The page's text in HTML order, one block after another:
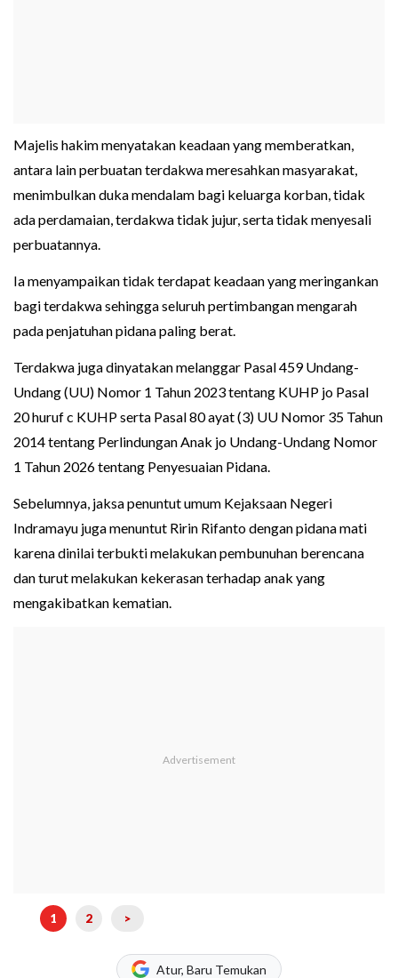
Majelis hakim menyatakan keadaan yang memberatkan,
antara lain perbuatan terdakwa meresahkan masyarakat,
menimbulkan duka mendalam bagi keluarga korban, tidak
ada perdamaian, terdakwa tidak jujur, serta tidak menyesali
perbuatannya.
Ia menyampaikan tidak terdapat keadaan yang meringankan
bagi terdakwa sehingga seluruh pertimbangan mengarah
pada penjatuhan pidana paling berat.
Terdakwa juga dinyatakan melanggar Pasal 459 Undang-
Undang (UU) Nomor 1 Tahun 2023 tentang KUHP jo Pasal
20 huruf c KUHP serta Pasal 80 ayat (3) UU Nomor 35 Tahun
2014 tentang Perlindungan Anak jo Undang-Undang Nomor
1 Tahun 2026 tentang Penyesuaian Pidana.
Sebelumnya, jaksa penuntut umum Kejaksaan Negeri
Indramayu juga menuntut Ririn Rifanto dengan pidana mati
karena dinilai terbukti melakukan pembunuhan berencana
dan turut melakukan kekerasan terhadap anak yang
mengakibatkan kematian.
1 2 >
Atur, Baru Temukan